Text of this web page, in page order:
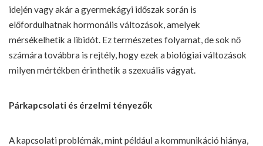
idején vagy akár a gyermekágyi időszak során is
előfordulhatnak hormonális változások, amelyek
mérsékelhetik a libidót. Ez természetes folyamat, de sok nő
számára továbbra is rejtély, hogy ezek a biológiai változások
milyen mértékben érinthetik a szexuális vágyat.
Párkapcsolati és érzelmi tényezők
A kapcsolati problémák, mint például a kommunikáció hiánya,